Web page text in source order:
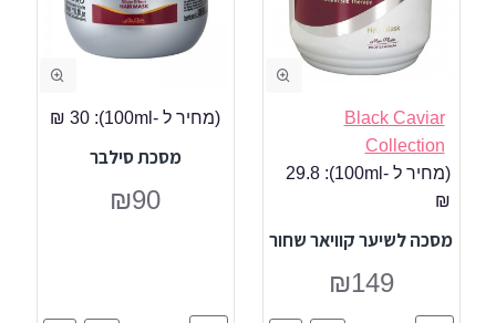
Black Caviar
Collection
(מחיר ל -100ml):
29.8
₪
מסכה לשיער קוויאר שחור
₪149
(מחיר ל -100ml): 30 ₪
מסכת סילבר
₪90